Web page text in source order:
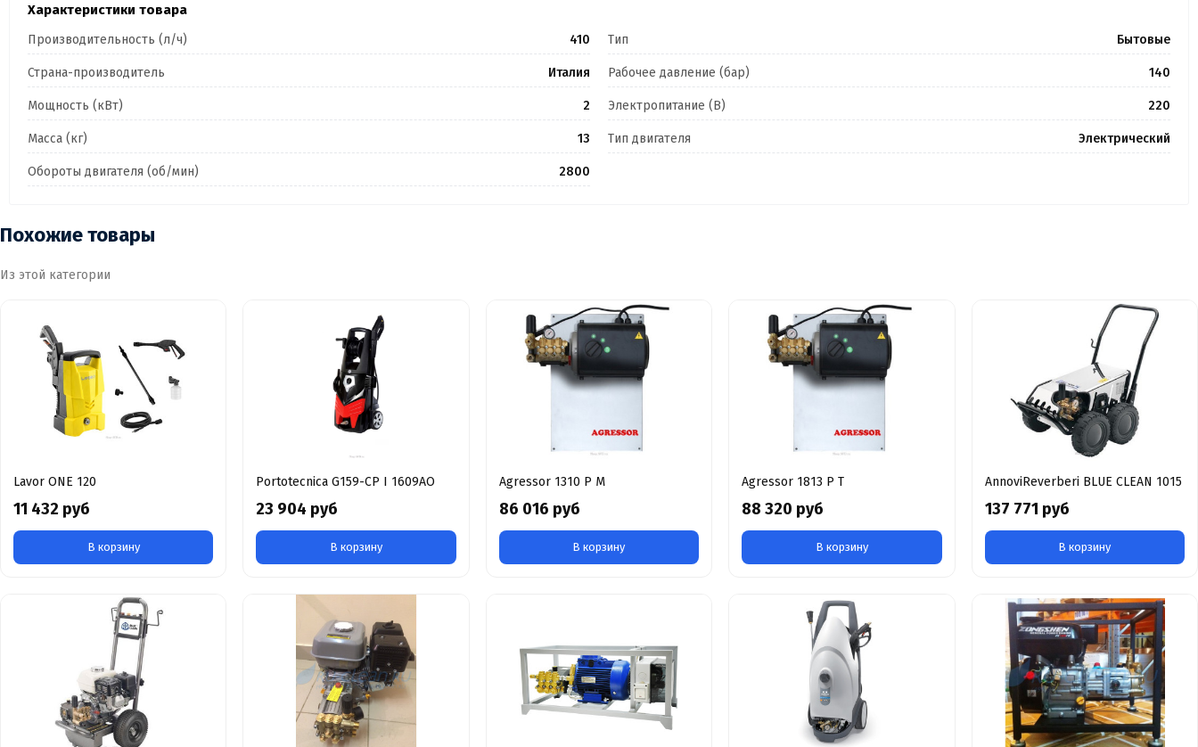
Характеристики товара
Производительность (л/ч) 410 Тип Бытовые
Страна-производитель Италия Рабочее давление (бар) 140
Мощность (кВт) 2 Электропитание (В) 220
Масса (кг) 13 Тип двигателя Электрический
Обороты двигателя (об/мин) 2800
Похожие товары
Из этой категории
Lavor ONE 120
11 432 руб
В корзину
Portotecnica G159-CP I 1609AO
23 904 руб
В корзину
Agressor 1310 P M
86 016 руб
В корзину
Agressor 1813 P T
88 320 руб
В корзину
AnnoviReverberi BLUE CLEAN 1015
137 771 руб
В корзину